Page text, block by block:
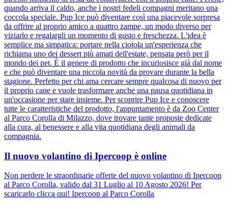
quando arriva il caldo, anche i nostri fedeli compagni meritano una
coccola speciale. Pup Ice può diventare così una piacevole sorpresa
da offrire al proprio amico a quattro zampe, un modo diverso per
viziarlo e regalargli un momento di gusto e freschezza. L'idea è
semplice ma simpatica: portare nella ciotola un'esperienza che
richiama uno dei dessert più amati dell'estate, pensata però per il
mondo dei pet. È il genere di prodotto che incuriosisce già dal nome
e che può diventare una piccola novità da provare durante la bella
stagione. Perfetto per chi ama cercare sempre qualcosa di nuovo per
il proprio cane e vuole trasformare anche una pausa quotidiana in
un'occasione per stare insieme. Per scoprire Pup Ice e conoscere
tutte le caratteristiche del prodotto, l'appuntamento è da Zoo Center
al Parco Corolla di Milazzo, dove trovare tante proposte dedicate
alla cura, al benessere e alla vita quotidiana degli animali da
compagnia.
Il nuovo volantino di Ipercoop è online
Non perdere le straordinarie offerte del nuovo volantino di Ipercoop
al Parco Corolla, valido dal 31 Luglio al 10 Agosto 2026! Per
scaricarlo clicca qui! Ipercoop al Parco Corolla